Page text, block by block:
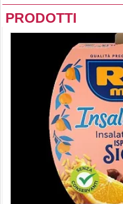
PRODOTTI